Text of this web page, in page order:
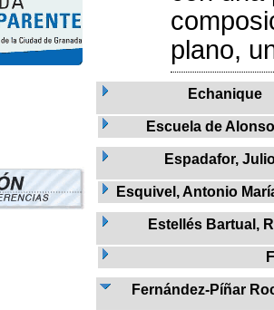
plano,
Echanique
Escuela de
Espadafor,
Esquivel, Antonio
Estellés Bartual,
Fernández-Píñar